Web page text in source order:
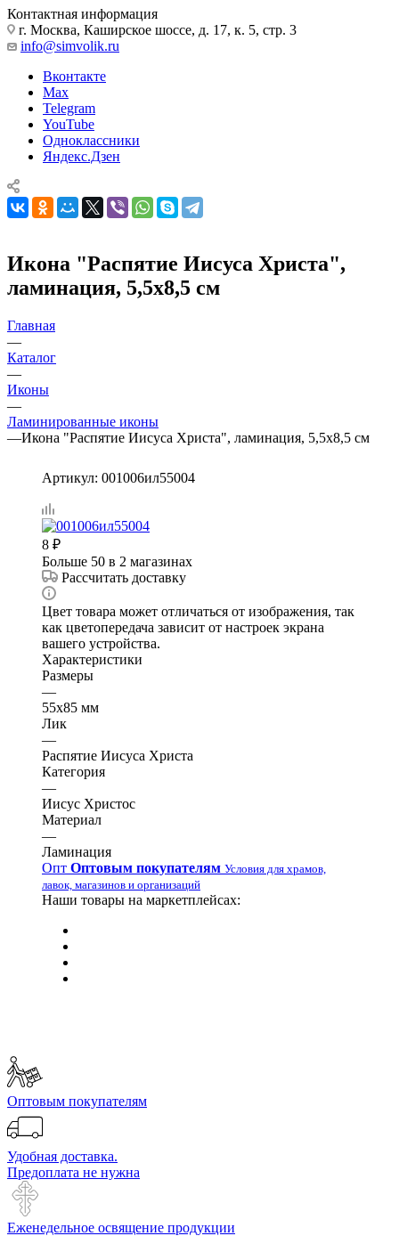
Контактная информация
г. Москва, Каширское шоссе, д. 17, к. 5, стр. 3
info@simvolik.ru
Вконтакте
Max
Telegram
YouTube
Одноклассники
Яндекс.Дзен
Икона "Распятие Иисуса Христа",
ламинация, 5,5х8,5 см
Главная
—
Каталог
—
Иконы
—
Ламинированные иконы
—Икона "Распятие Иисуса Христа", ламинация, 5,5х8,5 см
Артикул: 001006ил55004
8 ₽
Больше 50 в 2 магазинах
Рассчитать доставку
Цвет товара может отличаться от изображения, так
как цветопередача зависит от настроек экрана
вашего устройства.
Характеристики
Размеры
—
55х85 мм
Лик
—
Распятие Иисуса Христа
Категория
—
Иисус Христос
Материал
—
Ламинация
Опт Оптовым покупателям Условия для храмов,
лавок, магазинов и организаций
Наши товары на маркетплейсах:
Оптовым покупателям
Удобная доставка.
Предоплата не нужна
Еженедельное освящение продукции